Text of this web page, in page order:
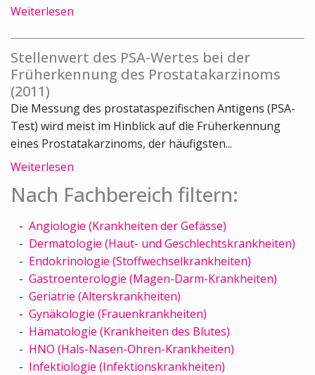
Weiterlesen
Stellenwert des PSA-Wertes bei der
Früherkennung des Prostatakarzinoms
(2011)
Die Messung des prostataspezifischen Antigens (PSA-
Test) wird meist im Hinblick auf die Früherkennung
eines Prostatakarzinoms, der häufigsten...
Weiterlesen
Nach Fachbereich filtern:
Angiologie (Krankheiten der Gefässe)
Dermatologie (Haut- und Geschlechtskrankheiten)
Endokrinologie (Stoffwechselkrankheiten)
Gastroenterologie (Magen-Darm-Krankheiten)
Geriatrie (Alterskrankheiten)
Gynäkologie (Frauenkrankheiten)
Hämatologie (Krankheiten des Blutes)
HNO (Hals-Nasen-Ohren-Krankheiten)
Infektiologie (Infektionskrankheiten)